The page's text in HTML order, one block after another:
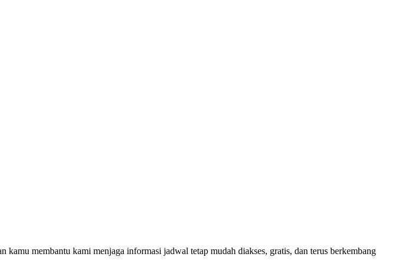
membantu kami menjaga informasi jadwal tetap mudah diakses, gratis, dan terus berkembang